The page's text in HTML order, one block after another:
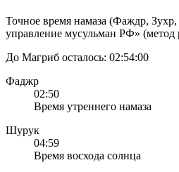
Точное время намаза (Фаждр,
управление мусульман РФ» (метод
До Магриб осталось: 02:54:00
Фаджр
02:50
Время утреннего намаза
Шурук
04:59
Время восхода солнца